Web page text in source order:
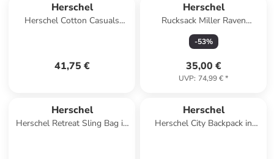
Herschel
Herschel Cotton Casuals
41,75 €
Herschel
Rucksack Miller Raven
Crosshatch in lila
-53%
35,00 €
UVP: 74,99 €*
Herschel
Herschel Retreat Sling Bag in
Herschel
Herschel City Backpack in